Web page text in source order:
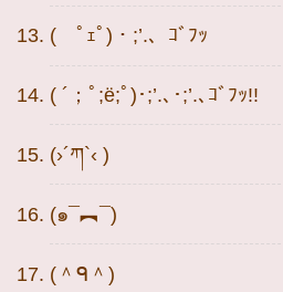
( ﾟｪﾟ)・;’.、ｺﾞﾌｯ
( ´；ﾟ;ё;ﾟ)･;’.､･;’.､ｺﾞﾌｯ!!
(›´ཀ`‹ )
(๑¯︻¯)
(＾ᑫ＾)